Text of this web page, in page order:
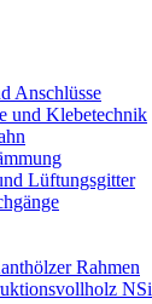
Anschlüsse
und Klebetechnik
Lüftungsgitter
Rahmen
NSi